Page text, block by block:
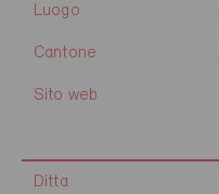
Luogo
Cantone
Sito web
Ditta